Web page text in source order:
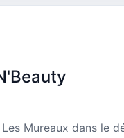
Mureaux dans le